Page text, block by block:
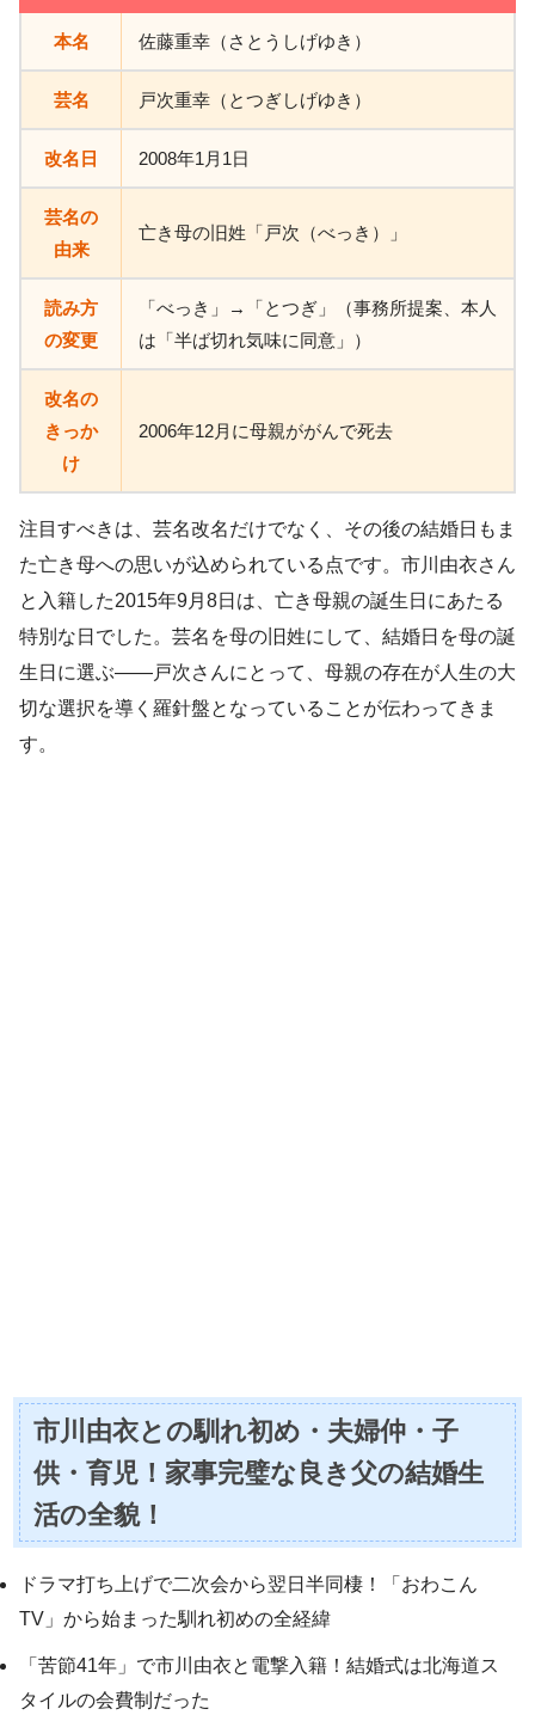
本名 佐藤重幸（さとうしげゆき）
芸名 戸次重幸（とつぎしげゆき）
改名日 2008年1月1日
芸名の
由来
亡き母の旧姓「戸次（べっき）」
読み方
の変更
「べっき」→「とつぎ」（事務所提案、本人
は「半ば切れ気味に同意」）
改名の
きっか
け
2006年12月に母親ががんで死去
注目すべきは、芸名改名だけでなく、その後の結婚日もま
た亡き母への思いが込められている点です。市川由衣さん
と入籍した2015年9月8日は、亡き母親の誕生日にあたる
特別な日でした。芸名を母の旧姓にして、結婚日を母の誕
生日に選ぶ——戸次さんにとって、母親の存在が人生の大
切な選択を導く羅針盤となっていることが伝わってきま
す。
市川由衣との馴れ初め・夫婦仲・子
供・育児！家事完璧な良き父の結婚生
活の全貌！
ドラマ打ち上げで二次会から翌日半同棲！「おわこん
TV」から始まった馴れ初めの全経緯
「苦節41年」で市川由衣と電撃入籍！結婚式は北海道ス
タイルの会費制だった